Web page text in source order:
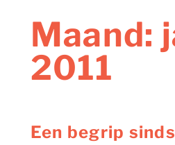
Maand:
2011
Een begrip